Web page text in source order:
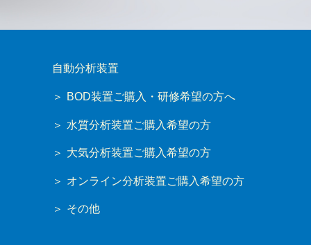
自動分析装置
BOD装置ご購入・研修希望の方へ
水質分析装置ご購入希望の方
大気分析装置ご購入希望の方
オンライン分析装置ご購入希望の方
その他